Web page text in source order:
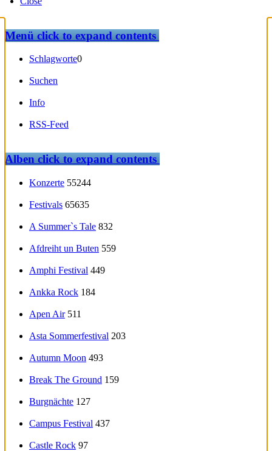
Menüclick to expand contents
Schlagworte0
Suchen
Info
RSS-Feed
Albenclick to expand contents
Konzerte 55244
Festivals 65635
A Summer`s Tale 832
Afdreiht un Buten 559
Amphi Festival 449
Ankka Rock 184
Apen Air 511
Asta Sommerfestival 203
Autumn Moon 493
Break The Ground 159
Burgnächte 127
Campus Festival 437
Castle Rock 97